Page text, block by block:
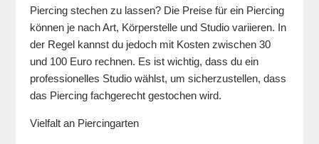
Piercing stechen zu lassen? Die Preise für ein Piercing
können je nach Art, Körperstelle und Studio variieren. In
der Regel kannst du jedoch mit Kosten zwischen 30
und 100 Euro rechnen. Es ist wichtig, dass du ein
professionelles Studio wählst, um sicherzustellen, dass
das Piercing fachgerecht gestochen wird.
Vielfalt an Piercingarten